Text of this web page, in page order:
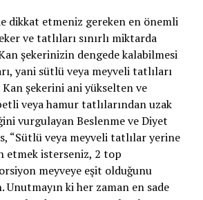
dikkat etmeniz gereken en önemli
ve tatlıları sınırlı miktarda
şekerinizin dengede kalabilmesi
yani sütlü veya meyveli tatlıları
şekerini ani yükselten ve
veya hamur tatlılarından uzak
vurgulayan Beslenme ve Diyet
“Sütlü veya meyveli tatlılar yerine
etmek isterseniz, 2 top
meyveye eşit olduğunu
ki her zaman en sade